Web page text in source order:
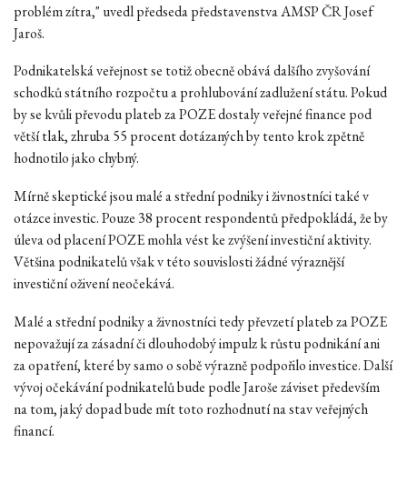
problém zítra," uvedl předseda představenstva AMSP ČR Josef
Jaroš.
Podnikatelská veřejnost se totiž obecně obává dalšího zvyšování
schodků státního rozpočtu a prohlubování zadlužení státu. Pokud
by se kvůli převodu plateb za POZE dostaly veřejné finance pod
větší tlak, zhruba 55 procent dotázaných by tento krok zpětně
hodnotilo jako chybný.
Mírně skeptické jsou malé a střední podniky i živnostníci také v
otázce investic. Pouze 38 procent respondentů předpokládá, že by
úleva od placení POZE mohla vést ke zvýšení investiční aktivity.
Většina podnikatelů však v této souvislosti žádné výraznější
investiční oživení neočekává.
Malé a střední podniky a živnostníci tedy převzetí plateb za POZE
nepovažují za zásadní či dlouhodobý impulz k růstu podnikání ani
za opatření, které by samo o sobě výrazně podpořilo investice. Další
vývoj očekávání podnikatelů bude podle Jaroše záviset především
na tom, jaký dopad bude mít toto rozhodnutí na stav veřejných
financí.